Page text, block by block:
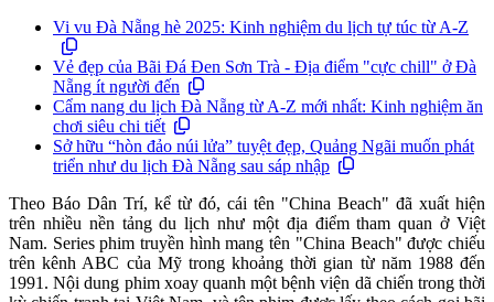
Vi vu Đà Nẵng hè 2025: Kinh nghiệm du lịch tự túc từ A-Z
Vẻ đẹp của Bãi Đá Đen Sơn Trà - Địa điểm "cực chill" ở Đà
Nẵng ít người đến
Cẩm nang du lịch Đà Nẵng từ A-Z mới nhất: Kinh nghiệm ăn
chơi siêu chi tiết
Sở hữu “hòn đảo núi lửa” tuyệt đẹp, Quảng Ngãi muốn phát
triển như du lịch Đà Nẵng sau sáp nhập
Theo Báo Dân Trí, kể từ đó, cái tên "China Beach" đã xuất hiện
trên nhiều nền tảng du lịch như một địa điểm tham quan ở Việt
Nam. Series phim truyền hình mang tên "China Beach" được chiếu
trên kênh ABC của Mỹ trong khoảng thời gian từ năm 1988 đến
1991. Nội dung phim xoay quanh một bệnh viện dã chiến trong thời